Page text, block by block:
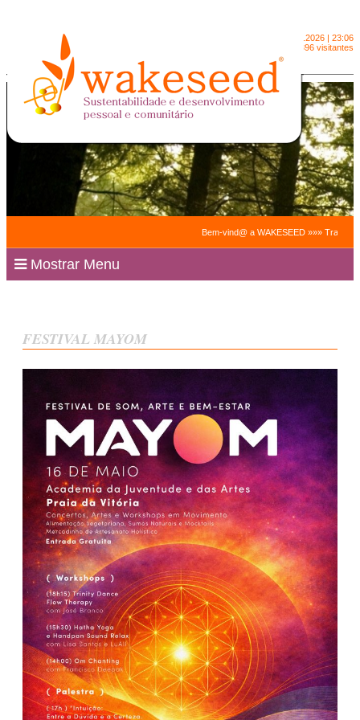
6.8.2026 | 23:06
2090396 visitantes
Bem-vind@ a WAKESEED »»»
Mostrar Menu
FESTIVAL MAYOM